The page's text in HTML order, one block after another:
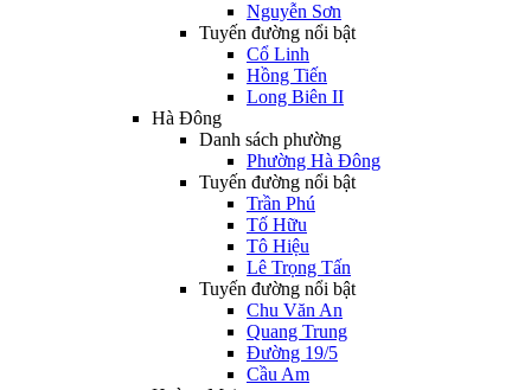
Nguyễn Sơn
Tuyến đường nổi bật
Cổ Linh
Hồng Tiến
Long Biên II
Hà Đông
Danh sách phường
Phường Hà Đông
Tuyến đường nổi bật
Trần Phú
Tố Hữu
Tô Hiệu
Lê Trọng Tấn
Tuyến đường nổi bật
Chu Văn An
Quang Trung
Đường 19/5
Cầu Am